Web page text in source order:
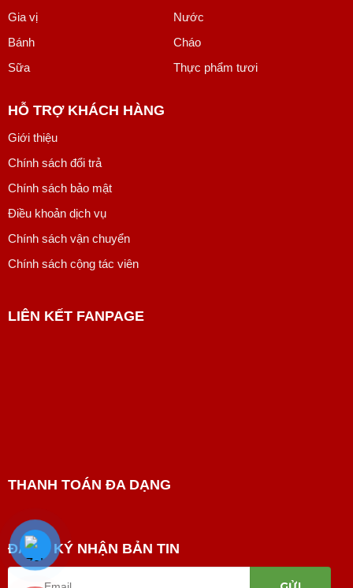
Gia vị
Nước
Bánh
Cháo
Sữa
Thực phẩm tươi
HỖ TRỢ KHÁCH HÀNG
Giới thiệu
Chính sách đổi trả
Chính sách bảo mật
Điều khoản dịch vụ
Chính sách vận chuyển
Chính sách cộng tác viên
LIÊN KẾT FANPAGE
THANH TOÁN ĐA DẠNG
ĐĂNG KÝ NHẬN BẢN TIN